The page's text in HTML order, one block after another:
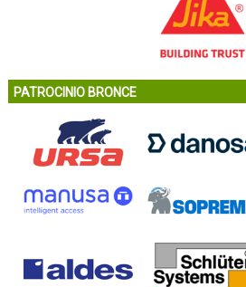
PATROCINIO BRONCE